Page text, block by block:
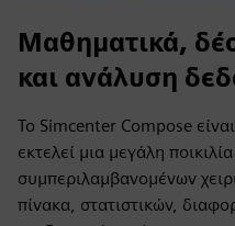
Μαθηματικά,
και ανάλυση
Το Simcenter Compose
εκτελεί μια μεγάλη
συμπεριλαμβανομένων
πίνακα, στατιστικών,